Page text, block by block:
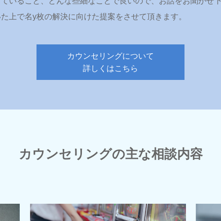
上で名y枚の解決に向けた提案をさせて頂きます。
カウンセリングについて
詳しくはこちら
カウンセリングの主な相談内容